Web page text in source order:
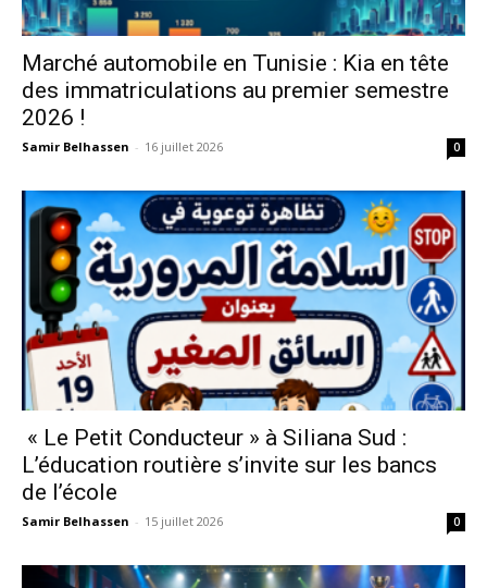
Marché automobile en Tunisie : Kia en tête
des immatriculations au premier semestre
2026 !
Samir Belhassen - 16 juillet 2026 0
« Le Petit Conducteur » à Siliana Sud :
L’éducation routière s’invite sur les bancs
de l’école
Samir Belhassen - 15 juillet 2026 0